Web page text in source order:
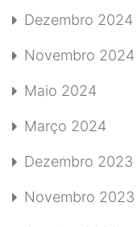
Dezembro 2024
Novembro 2024
Maio 2024
Março 2024
Dezembro 2023
Novembro 2023